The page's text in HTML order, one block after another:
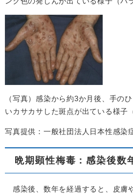
（写真）感染から約3か月後、手の
いカサカサした斑点が出ている様子
写真提供：一般社団法人日本性感染
晩期顕性梅毒：感染後数
感染後、数年を経過すると、皮膚